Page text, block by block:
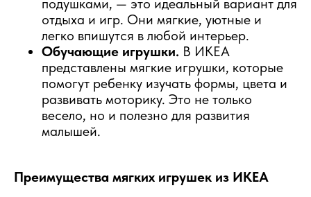
отдыха и игр. Они мягкие, уютные и
легко впишутся в любой интерьер.
Обучающие игрушки. В ИКЕА
представлены мягкие игрушки, которые
помогут ребенку изучать формы, цвета и
развивать моторику. Это не только
весело, но и полезно для развития
малышей.
Преимущества мягких игрушек из ИКЕА